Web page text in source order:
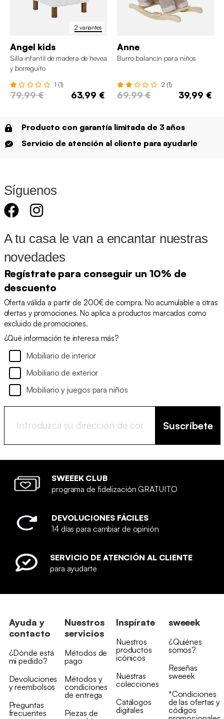
2 variantes
Angel kids
Silla infantil de madera de hevea
y borreguito
1 (1)
79,99 € 63,99 €
Anne
Burro balancín para niños
2 (1)
69,99 € 39,99 €
Producto con garantía limitada de 3 años
Servicio de atención al cliente para ayudarle
Síguenos
A tu casa le van a encantar nuestras
novedades
Regístrate para conseguir un 10% de
descuento
Oferta válida a partir de 200€ de compra. No acumulable a otras
ofertas y promociones. No aplica a productos marcados como
excluido de promociones.
¿Qué información te interesa más?
Mobiliario de interior
Mobiliario de exterior
Mobiliario y juegos para niños
Suscríbete
SWEEEK CLUB
programa de fidelización GRATUITO
DEVOLUCIONES FÁCILES
14 días para cambiar de opinión
SERVICIO DE ATENCIÓN AL CLIENTE
para ayudarte
Ayuda y
contacto
¿Dónde está
mi pedido?
Devoluciones
y reembolsos
Preguntas
frecuentes
Nuestros
servicios
Métodos de
pago
Métodos y
condiciones
de entrega
Piezas de
Inspírate
Nuestros
productos
icónicos
Nuestras
colecciones
Catálogos
digitales
sweeek
¿Quiénes
somos?
Reseñas
sweeek
*Condiciones
de las ofertas y
códigos